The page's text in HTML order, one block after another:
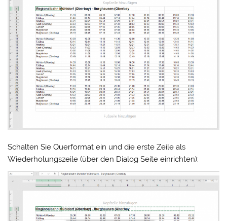
Schalten Sie Querformat ein und die erste Zeile als
Wiederholungszeile (über den Dialog Seite einrichten):